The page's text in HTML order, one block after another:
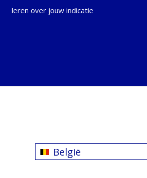
leren over jouw indicatie
België